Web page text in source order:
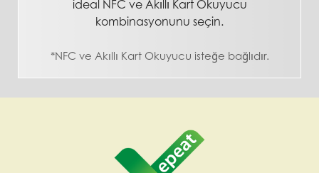
ideal NFC ve Akıllı Kart Okuyucu
kombinasyonunu seçin.
*NFC ve Akıllı Kart Okuyucu isteğe bağlıdır.